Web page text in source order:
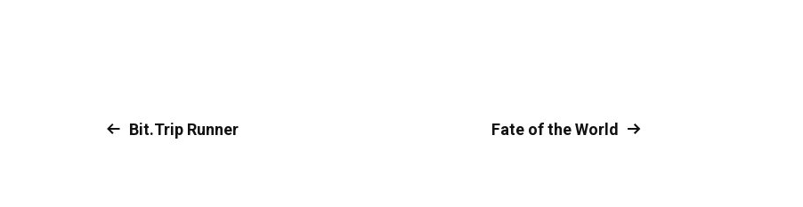
Bit.Trip Runner Fate of the World